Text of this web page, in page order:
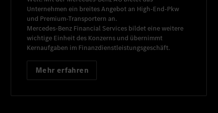
Unternehmen ein breites Angebot an High-End-Pkw
und Premium-Transportern an.
Mercedes-Benz Financial Services bildet eine weitere
wichtige Einheit des Konzerns und übernimmt
Kernaufgaben im Finanzdienstleistungsgeschäft.
Mehr erfahren